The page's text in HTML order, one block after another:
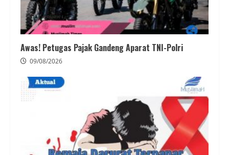
Awas! Petugas Pajak Gandeng Aparat TNI-Polri
09/08/2026